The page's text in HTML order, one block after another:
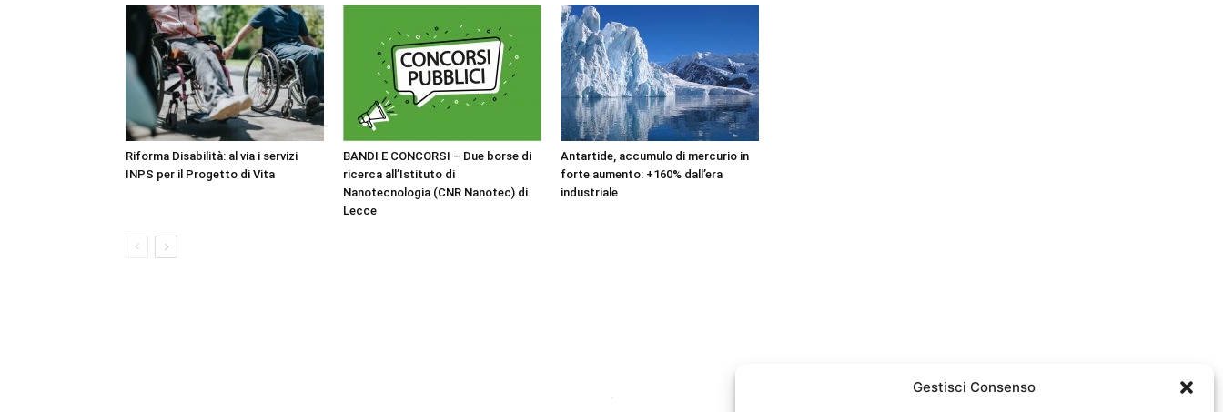
Gestisci Consenso
Riforma Disabilità: al via i servizi
INPS per il Progetto di Vita
BANDI E CONCORSI – Due borse di
ricerca all’Istituto di
Nanotecnologia (CNR Nanotec) di
Lecce
Antartide, accumulo di mercurio in
forte aumento: +160% dall’era
industriale